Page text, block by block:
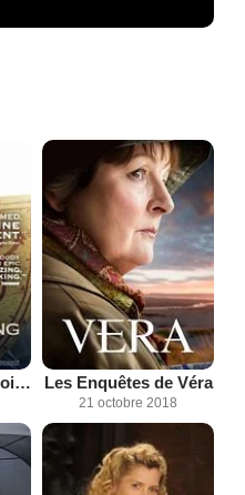
Outlaw King : Le roi hors-la-loi Les Enquêtes de Véra
21 octobre 2018